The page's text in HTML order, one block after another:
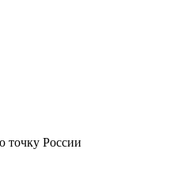
точку России